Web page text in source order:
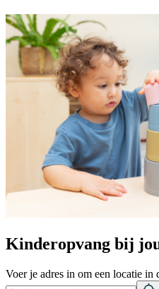
Kinderopvang bij
Voer je adres in om een locatie in